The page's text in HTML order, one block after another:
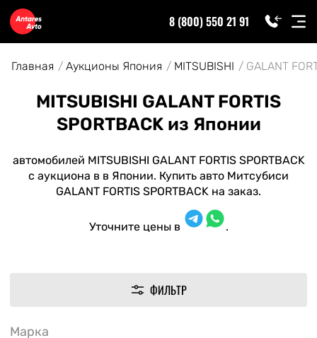
8 (800) 550 21 91
Главная Аукционы Япония MITSUBISHI GALANT
MITSUBISHI GALANT FORTIS
SPORTBACK из Японии
автомобилей MITSUBISHI GALANT FORTIS SPORTBACK
с аукциона в в Японии. Купить авто Митсубиси
GALANT FORTIS SPORTBACK на заказ.
Уточните цены в .
ФИЛЬТР
Марка